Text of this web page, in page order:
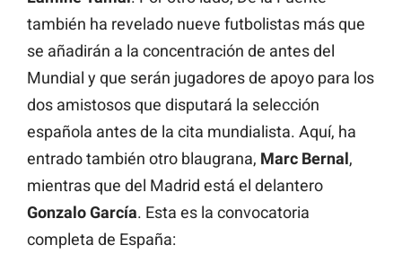
también ha revelado nueve futbolistas más que
se añadirán a la concentración de antes del
Mundial y que serán jugadores de apoyo para los
dos amistosos que disputará la selección
española antes de la cita mundialista. Aquí, ha
entrado también otro blaugrana, Marc Bernal,
mientras que del Madrid está el delantero
Gonzalo García. Esta es la convocatoria
completa de España: